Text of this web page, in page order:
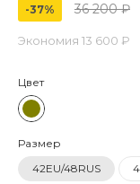
-37% 36 200 ₽
Экономия 13 600 ₽
Цвет
Размер
42EU/48RUS